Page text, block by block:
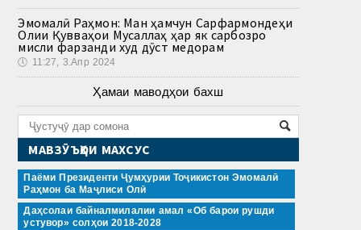
Эмомалӣ Раҳмон: Ман ҳамчун Сарфармондеҳи
Олии Қувваҳои Мусаллаҳ ҳар як сарбозро
мисли фарзанди худ дӯст медорам
🕔 11:27, 3.Апр 2024
Ҳамаи маводҳои бахш
МАВЗӮЪҲОИ МАХСУС
Паёми Президенти Ҷумҳурии Тоҷикистон Эмомалӣ
Раҳмон ба Маҷлиси Олӣ
Даҳсолаи байналмилалии амал «Об барои рушди
устувор» солҳои 2018-2028